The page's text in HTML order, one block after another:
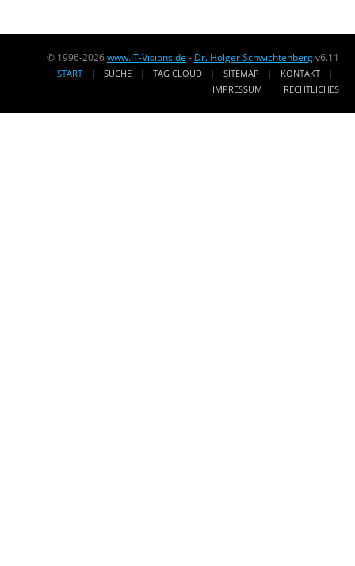
© 1996-2026www.IT-Visions.de - Dr. Holger Schwichtenbergv6.11
START SUCHE TAG CLOUD SITEMAP
KONTAKT
IMPRESSUM
RECHTLICHES